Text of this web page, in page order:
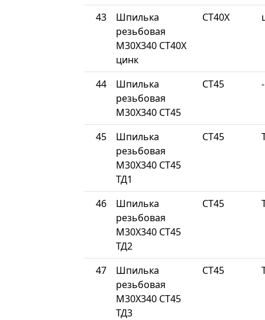
43
Шпилька
резьбовая
М30Х340 СТ40Х
цинк
СТ40Х
44
Шпилька
резьбовая
М30Х340 СТ45
СТ45 -
45
Шпилька
резьбовая
М30Х340 СТ45
ТД1
СТ45
46
Шпилька
резьбовая
М30Х340 СТ45
ТД2
СТ45
47
Шпилька
резьбовая
М30Х340 СТ45
ТД3
СТ45